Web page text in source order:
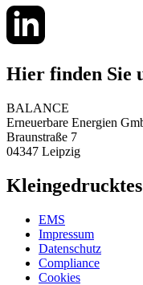
Hier finden Sie
BALANCE
Erneuerbare Energien
Braunstraße 7
04347 Leipzig
Kleingedrucktes
EMS
Impressum
Datenschutz
Compliance
Cookies